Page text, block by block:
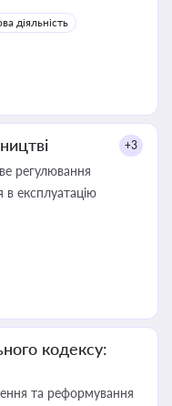
діяльність
+3
регулювання
в експлуатацію
кодексу:
та реформування